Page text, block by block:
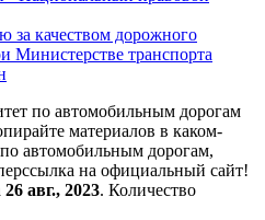
за качеством дорожного
Министерстве транспорта
по автомобильным дорогам
материалов в каком-
автомобильным дорогам,
на официальный сайт!
26 авг., 2023. Количество